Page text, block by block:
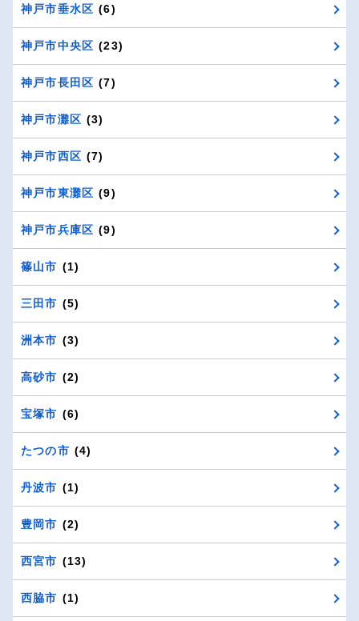
神戸市垂水区 (6)
神戸市中央区 (23)
神戸市長田区 (7)
神戸市灘区 (3)
神戸市西区 (7)
神戸市東灘区 (9)
神戸市兵庫区 (9)
篠山市 (1)
三田市 (5)
洲本市 (3)
高砂市 (2)
宝塚市 (6)
たつの市 (4)
丹波市 (1)
豊岡市 (2)
西宮市 (13)
西脇市 (1)